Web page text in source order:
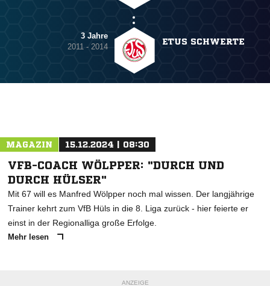
3 Jahre
2011 - 2014
ETUS SCHWERTE
MAGAZIN 15.12.2024 | 08:30
VFB-COACH WÖLPPER: "DURCH UND
DURCH HÜLSER"
Mit 67 will es Manfred Wölpper noch mal wissen. Der langjährige
Trainer kehrt zum VfB Hüls in die 8. Liga zurück - hier feierte er
einst in der Regionalliga große Erfolge.
Mehr lesen
ANZEIGE